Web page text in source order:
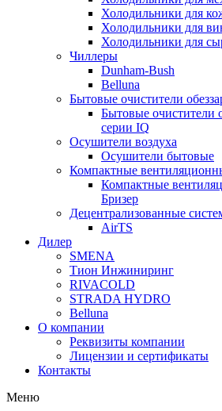
Холодильники для
Холодильники для
Холодильники для
Чиллеры
Dunham-Bush
Belluna
Бытовые очистители
Бытовые очистители
серии IQ
Осушители воздуха
Осушители бытовые
Компактные
Компактные
Бризер
Децентрализованные
AirTS
Дилер
SMENA
Тион Инжиниринг
RIVACOLD
STRADA HYDRO
Belluna
О компании
Реквизиты компании
Лицензии и сертификаты
Контакты
Меню